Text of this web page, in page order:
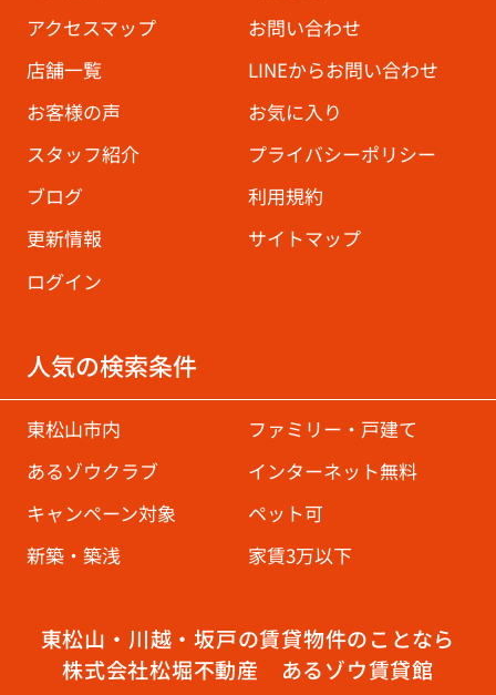
アクセスマップ
お問い合わせ
店舗一覧
LINEからお問い合わせ
お客様の声
お気に入り
スタッフ紹介
プライバシーポリシー
ブログ
利用規約
更新情報
サイトマップ
ログイン
人気の検索条件
東松山市内
ファミリー・戸建て
あるゾウクラブ
インターネット無料
キャンペーン対象
ペット可
新築・築浅
家賃3万以下
東松山・川越・坂戸の賃貸物件のことなら
株式会社松堀不動産 あるゾウ賃貸館